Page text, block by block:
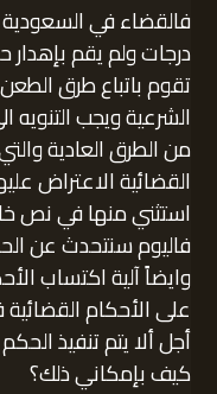
فالقضاء في
درجات ولم يقم
تقوم باتباع طرق
الشرعية ويجب
من الطرق العادية
القضائية الاعتراض
استثني منها في نص
فاليوم سنتحدث عن
وايضاً آلية اكتساب
على الأحكام
أجل ألا يتم تنفيذ
كيف بإمكاني ذلك؟